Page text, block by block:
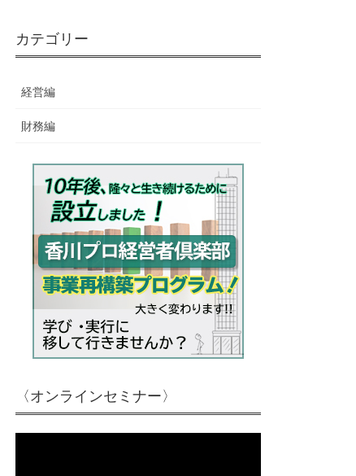
カテゴリー
経営編
財務編
〈オンラインセミナー〉